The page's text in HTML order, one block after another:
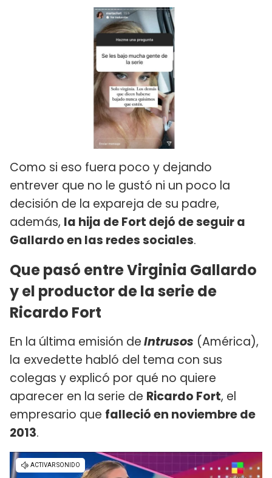
Como si eso fuera poco y dejando
entrever que no le gustó ni un poco la
decisión de la expareja de su padre,
además, la hija de Fort dejó de seguir a
Gallardo en las redes sociales.
Que pasó entre Virginia Gallardo
y el productor de la serie de
Ricardo Fort
En la última emisión deIntrusos (América),
la exvedette habló del tema con sus
colegas y explicó por qué no quiere
aparecer en la serie de Ricardo Fort, el
empresario que falleció en noviembre de
2013.